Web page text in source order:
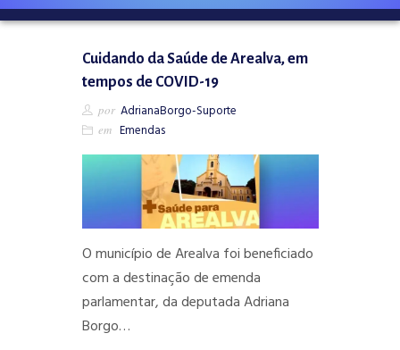
Cuidando da Saúde de Arealva, em
tempos de COVID-19
por AdrianaBorgo-Suporte
em Emendas
O município de Arealva foi beneficiado
com a destinação de emenda
parlamentar, da deputada Adriana
Borgo…